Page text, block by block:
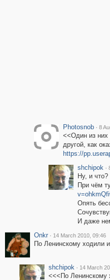
Photosnob · 8
<<Один из
другой, как
https://
shchipok ·
Ну, и что?
При чём
Опять
И даже
Onkr · 14 March 2010, 09:46
По Ленинскому ходили
shchipok · 14 March
<<<По Ленинскому